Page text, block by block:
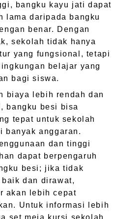
bangku kayu jati dapat
lama daripada bangku
benar. Dengan
sekolah tidak hanya
yang fungsional, tetapi
belajar yang
bagi siswa.
biaya lebih rendah dan
bangku besi bisa
tepat untuk sekolah
banyak anggaran.
dan tinggi
dapat berpengaruh
besi; jika tidak
dan dirawat,
akan lebih cepat
Untuk informasi lebih